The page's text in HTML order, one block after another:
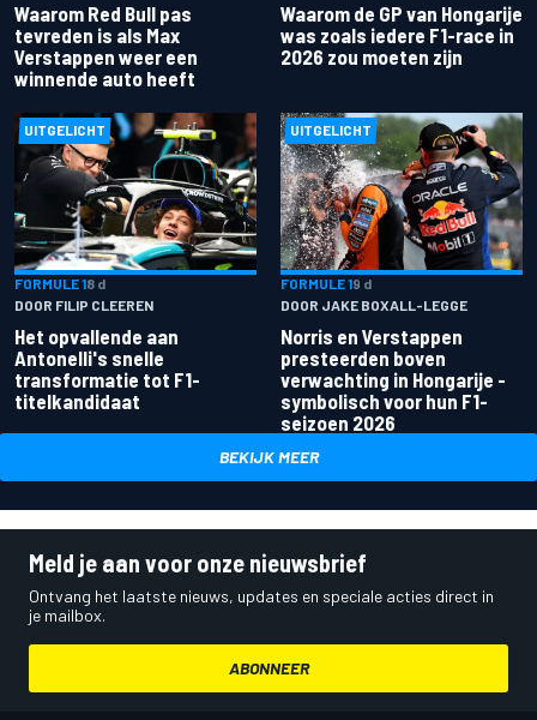
Waarom Red Bull pas
tevreden is als Max
Verstappen weer een
winnende auto heeft
Waarom de GP van Hongarije
was zoals iedere F1-race in
2026 zou moeten zijn
UITGELICHT
FORMULE 18 d
DOOR FILIP CLEEREN
Het opvallende aan
Antonelli's snelle
transformatie tot F1-
titelkandidaat
UITGELICHT
FORMULE 19 d
DOOR JAKE BOXALL-LEGGE
Norris en Verstappen
presteerden boven
verwachting in Hongarije -
symbolisch voor hun F1-
seizoen 2026
BEKIJK MEER
Meld je aan voor onze nieuwsbrief
Ontvang het laatste nieuws, updates en speciale acties direct in
je mailbox.
ABONNEER